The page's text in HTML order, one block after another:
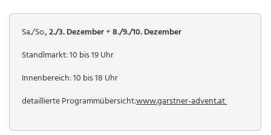
Sa./So.,2./3. Dezember+8./9./10. Dezember
Standlmarkt: 10 bis 19 Uhr
Innenbereich: 10 bis 18 Uhr
detaillierte Programmübersicht:www.garstner-advent.at